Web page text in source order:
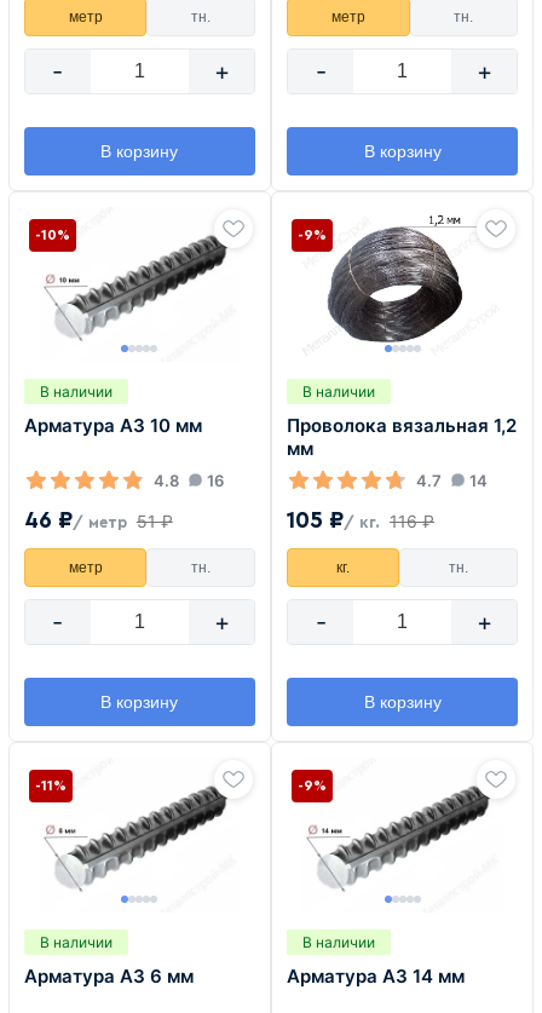
метр тн.
- +
В корзину
метр тн.
- +
В корзину
В наличии
Арматура А3 10 мм
4.8 16
46 ₽/ метр 51 ₽
-10%
метр тн.
- +
В корзину
В наличии
Проволока вязальная 1,2
мм
4.7 14
105 ₽/ кг. 116 ₽
-9%
кг. тн.
- +
В корзину
В наличии
Арматура А3 6 мм
-11%
В наличии
Арматура А3 14 мм
-9%